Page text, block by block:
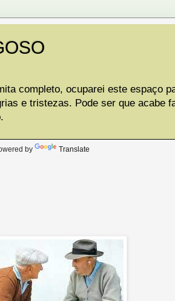
completo, ocuparei este espaço
e tristezas. Pode ser que acabe
by Translate